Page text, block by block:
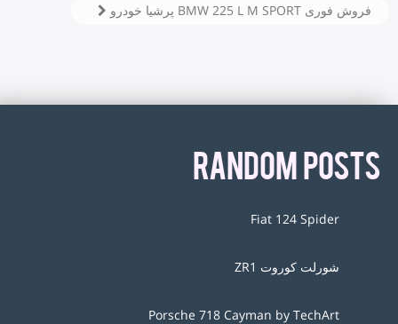
فروش فوری BMW 225 L M SPORT پرشیا خودرو
RANDOM POSTS
Fiat 124 Spider
شورلت کوروت ZR1
Porsche 718 Cayman by TechArt